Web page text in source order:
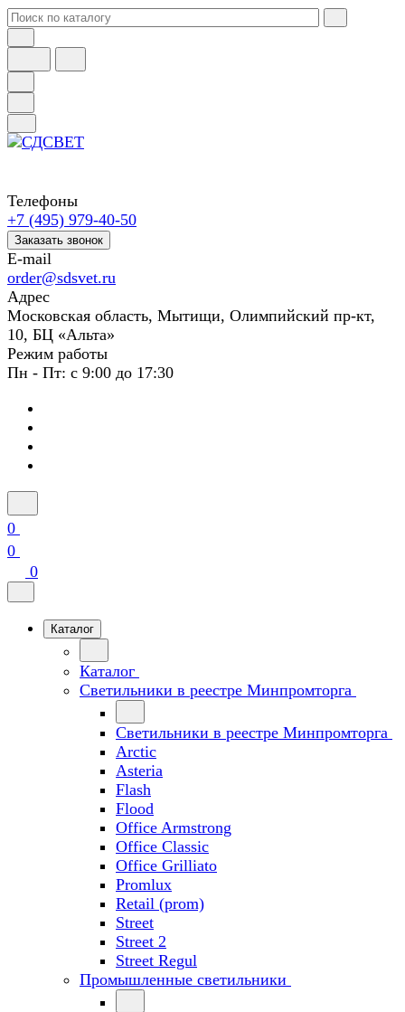
Телефоны
+7 (495) 979-40-50
Заказать звонок
E-mail
order@sdsvet.ru
Адрес
Московская область, Мытищи, Олимпийский пр-кт,
10, БЦ «Альта»
Режим работы
Пн - Пт: с 9:00 до 17:30
0
0
0
Каталог
Каталог
Светильники в реестре Минпромторга
Светильники в реестре Минпромторга
Arctic
Asteria
Flash
Flood
Office Armstrong
Office Classic
Office Grilliato
Promlux
Retail (prom)
Street
Street 2
Street Regul
Промышленные светильники